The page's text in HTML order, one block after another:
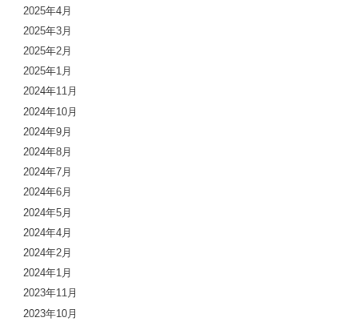
2025年4月
2025年3月
2025年2月
2025年1月
2024年11月
2024年10月
2024年9月
2024年8月
2024年7月
2024年6月
2024年5月
2024年4月
2024年2月
2024年1月
2023年11月
2023年10月